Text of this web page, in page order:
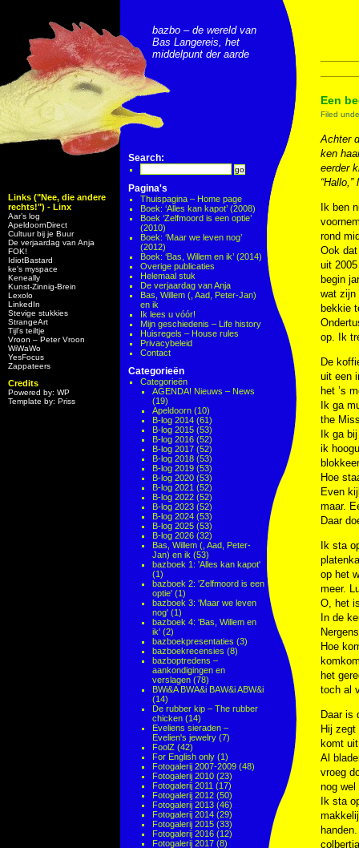
Links ("Nee, die andere
rechts!") - Linx
Aar’s log
ApeldoornDirect
Cultuur bij je Buur
De verjaardag van Anja
FOK!
IdiotBastard
ke's myspace
Keneally
Kunst-Zinnig-Brein
Lexolo
LinkedIn
Stevige stukkies
StrangeArt
Tijl’s teiltje
Vroon – Peter Vroon
WiWaWo
YesFocus
Zappateers
Credits
Powered by: WP
Template by: Priss
bazbo – de wereld van
Bas Langereis, het
middelpunt der aarde
Search:
Pagina's
Thuispagina – Home page
Boek: ‘Alles kan kapot’ (2008)
Boek ‘Zelfmoord is een optie’
(2010)
Boek: ‘Maar we leven nog’
(2012)
Boek: ‘Bas, Willem en ik’ (2014)
Overige publicaties
Helemaal stuk
De verjaardag van Anja
Bas, Willem (, Aad, Peter-Jan)
en ik
Ik lees u vóór!
Mijn geschiedenis – Life history
Huisregels – House rules
Privacybeleid
Contact
Categorieën
Categorieën
AGENDA! Nieuws – News
(19)
Apeldoorn (10)
B-log 2014 (61)
B-log 2015 (53)
B-log 2016 (52)
B-log 2017 (52)
B-log 2018 (53)
B-log 2019 (53)
B-log 2020 (53)
B-log 2021 (52)
B-log 2022 (52)
B-log 2023 (52)
B-log 2024 (53)
B-log 2025 (53)
B-log 2026 (32)
Bas, Willem (, Aad, Peter-
Jan) en ik (53)
bazboek 1: 'Alles kan kapot'
(1)
bazboek 2: 'Zelfmoord is een
optie' (1)
bazboek 3: 'Maar we leven
nog' (1)
bazboek 4: 'Bas, Willem en
ik' (2)
bazboekpresentaties (3)
bazboekrecensies (8)
bazboptredens –
aankondigingen en
verslagen (78)
BWi&A BWA&i BAW&i ABW&i
(14)
De rubber kip – The rubber
chicken (14)
Eveliens sieraden –
Evelien's jewelry (7)
FoolZ (42)
For English only (1)
Fotogalerij 2007-2009 (48)
Fotogalerij 2010 (23)
Fotogalerij 2011 (17)
Fotogalerij 2012 (50)
Fotogalerij 2013 (46)
Fotogalerij 2014 (29)
Fotogalerij 2015 (33)
Fotogalerij 2016 (12)
Fotogalerij 2017 (8)
Een
Filed
Achter
ken
eerder
Ik ben
rond
Ook
uit
begin
wat zijn
bekkie
op. Ik
De
uit een
het ’s
Ik ga
the
Ik ga
ik
Hoe
Even
maar.
Daar
Ik sta
op het
meer.
O, het
In de
Hoe
het
toch al
Daar is
Hij
komt
Al
vroeg
nog
Ik sta